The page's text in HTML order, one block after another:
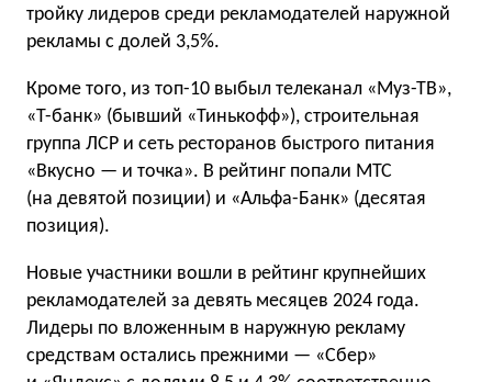
тройку лидеров среди рекламодателей наружной
рекламы с долей 3,5%.
Кроме того, из топ-10 выбыл телеканал «Муз-ТВ»,
«Т-банк» (бывший «Тинькофф»), строительная
группа ЛСР и сеть ресторанов быстрого питания
«Вкусно — и точка». В рейтинг попали МТС
(на девятой позиции) и «Альфа-Банк» (десятая
позиция).
Новые участники вошли в рейтинг крупнейших
рекламодателей за девять месяцев 2024 года.
Лидеры по вложенным в наружную рекламу
средствам остались прежними — «Сбер»